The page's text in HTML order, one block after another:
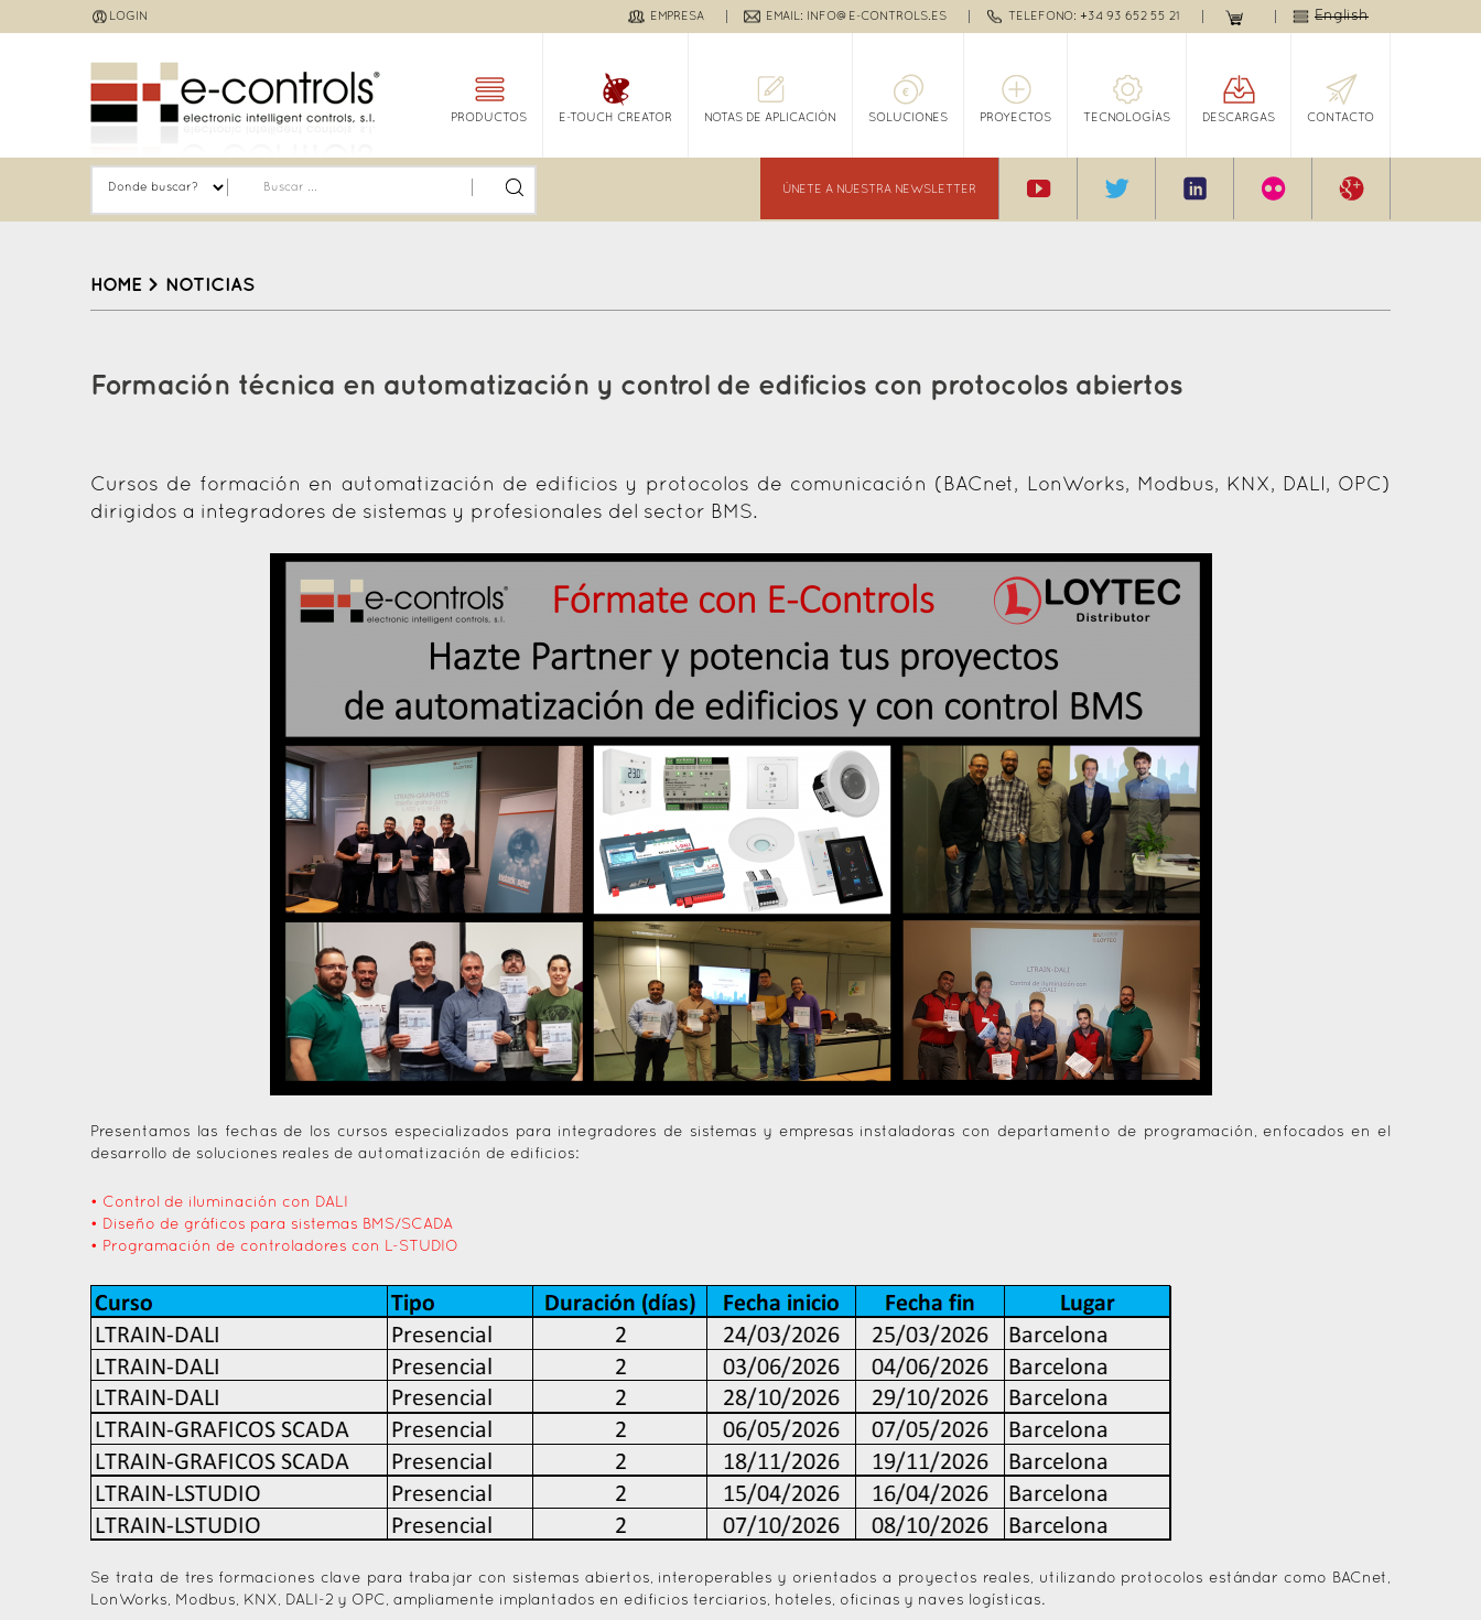
to
LOGIN English
EMPRESA EMAIL: INFO@E-CONTROLS.ES TELEFONO: +34 93 652 55 21
PRODUCTOS E-TOUCH CREATOR NOTAS DE APLICACIÓN SOLUCIONES PROYECTOS TECNOLOGÍAS DESCARGAS CONTACTO
ÚNETE A NUESTRA NEWSLETTER
HOME > NOTICIAS
top
Formación técnica en automatización y control de edificios con protocolos abiertos
Cursos de formación en automatización de edificios y protocolos de comunicación (BACnet, LonWorks, Modbus, KNX, DALI, OPC)
dirigidos a integradores de sistemas y profesionales del sector BMS.
Presentamos las fechas de los cursos especializados para integradores de sistemas y empresas instaladoras con departamento de programación, enfocados en el
desarrollo de soluciones reales de automatización de edificios:
• Control de iluminación con DALI
• Diseño de gráficos para sistemas BMS/SCADA
• Programación de controladores con L-STUDIO
Se trata de tres formaciones clave para trabajar con sistemas abiertos, interoperables y orientados a proyectos reales, utilizando protocolos estándar como BACnet,
LonWorks, Modbus, KNX, DALI-2 y OPC, ampliamente implantados en edificios terciarios, hoteles, oficinas y naves logísticas.